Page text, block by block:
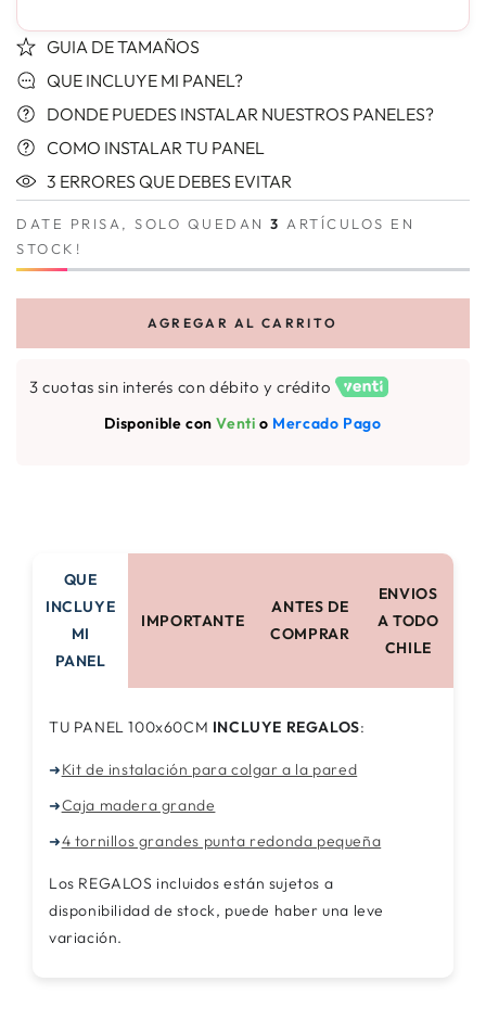
GUIA DE TAMAÑOS
QUE INCLUYE MI PANEL?
DONDE PUEDES INSTALAR NUESTROS PANELES?
COMO INSTALAR TU PANEL
3 ERRORES QUE DEBES EVITAR
DATE PRISA, SOLO QUEDAN 3 ARTÍCULOS EN
STOCK!
AGREGAR AL CARRITO
3 cuotas sin interés con débito y crédito
Disponible conVenti o Mercado Pago
QUE
INCLUYE
MI
PANEL
IMPORTANTE
ANTES DE
COMPRAR
ENVIOS
A TODO
CHILE
TU PANEL 100x60CM INCLUYE REGALOS:
➜Kit de instalación para colgar a la pared
➜Caja madera grande
➜4 tornillos grandes punta redonda pequeña
Los REGALOS incluidos están sujetos a
disponibilidad de stock, puede haber una leve
variación.